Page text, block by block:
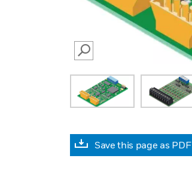
SEARCH
Save this page as PDF